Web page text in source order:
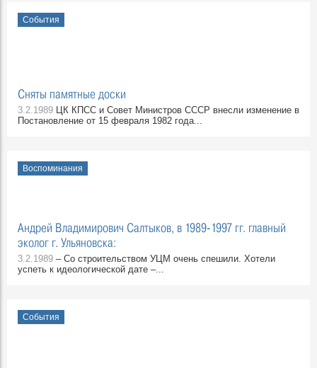
События
Сняты памятные доски
3.2.1989 ЦК КПСС и Совет Министров СССР внесли изменение в
Постановление от 15 февраля 1982 года...
Воспоминания
Андрей Владимирович Салтыков, в 1989-1997 гг. главный
эколог г. Ульяновска:
3.2.1989 – Со строительством УЦМ очень спешили. Хотели
успеть к идеологической дате –...
События